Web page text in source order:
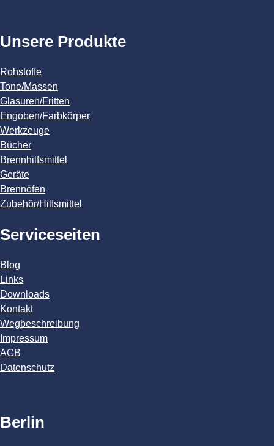
Unsere Produkte
Rohstoffe
Tone/Massen
Glasuren/Fritten
Engoben/Farbkörper
Werkzeuge
Bücher
Brennhilfsmittel
Geräte
Brennöfen
Zubehör/Hilfsmittel
Serviceseiten
Blog
Links
Downloads
Kontakt
Wegbeschreibung
Impressum
AGB
Datenschutz
Berlin